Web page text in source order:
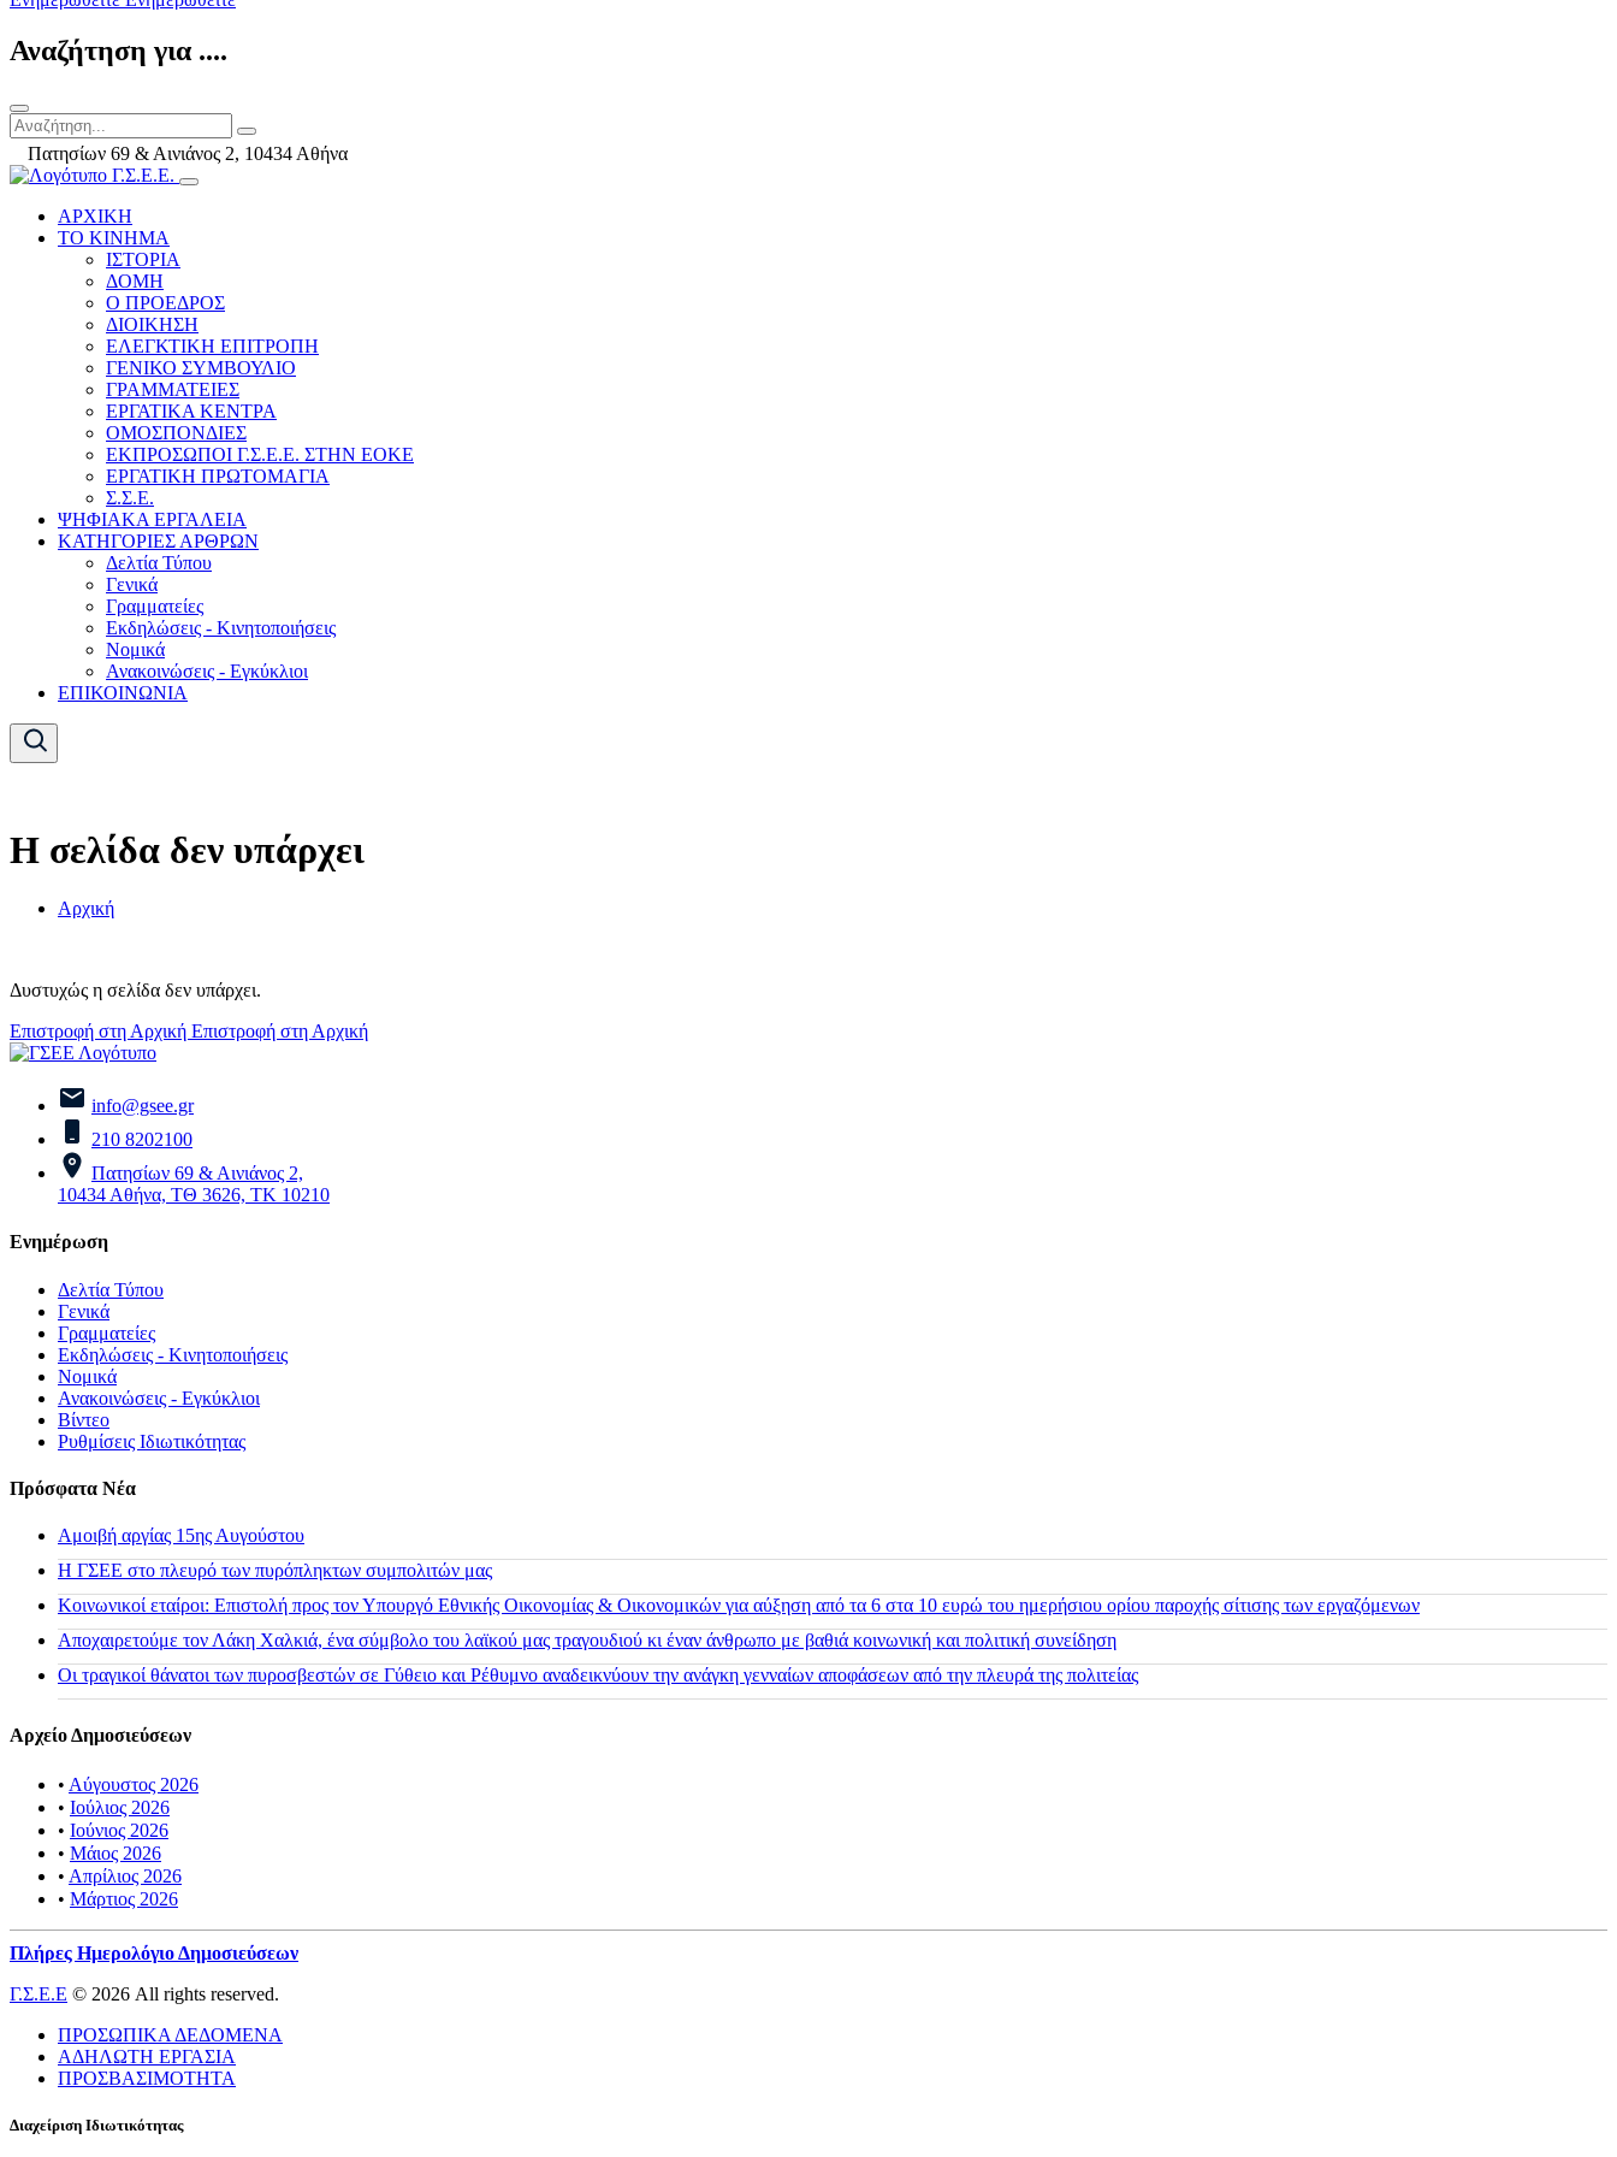
Αναζήτηση για ....
Πατησίων 69 & Αινιάνος 2, 10434 Αθήνα
ΑΡΧΙΚΗ
ΤΟ ΚΙΝΗΜΑ
ΙΣΤΟΡΙΑ
ΔΟΜΗ
Ο ΠΡΟΕΔΡΟΣ
ΔΙΟΙΚΗΣΗ
ΕΛΕΓΚΤΙΚΗ ΕΠΙΤΡΟΠΗ
ΓΕΝΙΚΟ ΣΥΜΒΟΥΛΙΟ
ΓΡΑΜΜΑΤΕΙΕΣ
ΕΡΓΑΤΙΚΑ ΚΕΝΤΡΑ
ΟΜΟΣΠΟΝΔΙΕΣ
ΕΚΠΡΟΣΩΠΟΙ Γ.Σ.Ε.Ε. ΣΤΗΝ ΕΟΚΕ
ΕΡΓΑΤΙΚΗ ΠΡΩΤΟΜΑΓΙΑ
Σ.Σ.Ε.
ΨΗΦΙΑΚΑ ΕΡΓΑΛΕΙΑ
ΚΑΤΗΓΟΡΙΕΣ ΑΡΘΡΩΝ
Δελτία Τύπου
Γενικά
Γραμματείες
Εκδηλώσεις - Κινητοποιήσεις
Νομικά
Ανακοινώσεις - Εγκύκλιοι
ΕΠΙΚΟΙΝΩΝΙΑ
Η σελίδα δεν υπάρχει
Αρχική
Δυστυχώς η σελίδα δεν υπάρχει.
Επιστροφή στη Αρχική Επιστροφή στη Αρχική
info@gsee.gr
210 8202100
Πατησίων 69 & Αινιάνος 2,
10434 Αθήνα, ΤΘ 3626, ΤΚ 10210
Ενημέρωση
Δελτία Τύπου
Γενικά
Γραμματείες
Εκδηλώσεις - Κινητοποιήσεις
Νομικά
Ανακοινώσεις - Εγκύκλιοι
Βίντεο
Ρυθμίσεις Ιδιωτικότητας
Πρόσφατα Νέα
Αμοιβή αργίας 15ης Αυγούστου
H ΓΣΕΕ στο πλευρό των πυρόπληκτων συμπολιτών μας
Κοινωνικοί εταίροι: Επιστολή προς τον Υπουργό Εθνικής Οικονομίας & Οικονομικών για αύξηση από τα 6 στα 10 ευρώ του ημερήσιου ορίου παροχής σίτισης των εργαζόμενων
Αποχαιρετούμε τον Λάκη Χαλκιά, ένα σύμβολο του λαϊκού μας τραγουδιού κι έναν άνθρωπο με βαθιά κοινωνική και πολιτική συνείδηση
Οι τραγικοί θάνατοι των πυροσβεστών σε Γύθειο και Ρέθυμνο αναδεικνύουν την ανάγκη γενναίων αποφάσεων από την πλευρά της πολιτείας
Αρχείο Δημοσιεύσεων
• Αύγουστος 2026
• Ιούλιος 2026
• Ιούνιος 2026
• Μάιος 2026
• Απρίλιος 2026
• Μάρτιος 2026
Πλήρες Ημερολόγιο Δημοσιεύσεων
Γ.Σ.Ε.Ε © 2026 All rights reserved.
ΠΡΟΣΩΠΙΚΑ ΔΕΔΟΜΕΝΑ
ΑΔΗΛΩΤΗ ΕΡΓΑΣΙΑ
ΠΡΟΣΒΑΣΙΜΟΤΗΤΑ
Διαχείριση Ιδιωτικότητας